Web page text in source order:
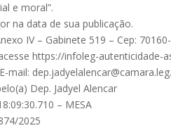
e moral”.
na data de sua publicação.
IV – Gabinete 519 – Cep:
https://infoleg-autenticidade-
mail:
Dep. Jadyel Alencar
– MESA
2025